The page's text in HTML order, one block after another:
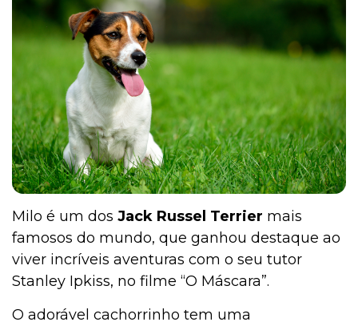
Saúde
Milo é um dos Jack Russel Terrier mais
famosos do mundo, que ganhou destaque ao
viver incríveis aventuras com o seu tutor
Stanley Ipkiss, no filme “O Máscara”.
O adorável cachorrinho tem uma